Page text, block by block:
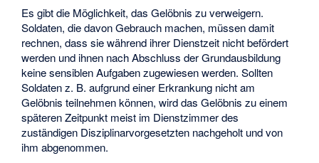
Es gibt die Möglichkeit, das Gelöbnis zu verweigern.
Soldaten, die davon Gebrauch machen, müssen damit
rechnen, dass sie während ihrer Dienstzeit nicht befördert
werden und ihnen nach Abschluss der Grundausbildung
keine sensiblen Aufgaben zugewiesen werden. Sollten
Soldaten z. B. aufgrund einer Erkrankung nicht am
Gelöbnis teilnehmen können, wird das Gelöbnis zu einem
späteren Zeitpunkt meist im Dienstzimmer des
zuständigen Disziplinarvorgesetzten nachgeholt und von
ihm abgenommen.